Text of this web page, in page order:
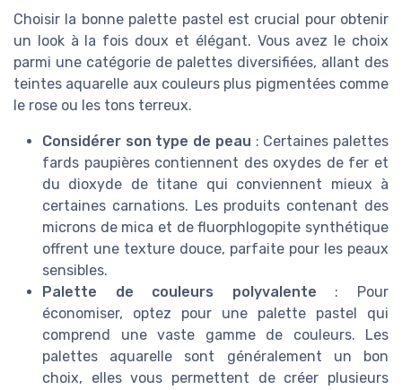
Choisir la bonne palette pastel est crucial pour obtenir
un look à la fois doux et élégant. Vous avez le choix
parmi une catégorie de palettes diversifiées, allant des
teintes aquarelle aux couleurs plus pigmentées comme
le rose ou les tons terreux.
Considérer son type de peau : Certaines palettes
fards paupières contiennent des oxydes de fer et
du dioxyde de titane qui conviennent mieux à
certaines carnations. Les produits contenant des
microns de mica et de fluorphlogopite synthétique
offrent une texture douce, parfaite pour les peaux
sensibles.
Palette de couleurs polyvalente : Pour
économiser, optez pour une palette pastel qui
comprend une vaste gamme de couleurs. Les
palettes aquarelle sont généralement un bon
choix, elles vous permettent de créer plusieurs